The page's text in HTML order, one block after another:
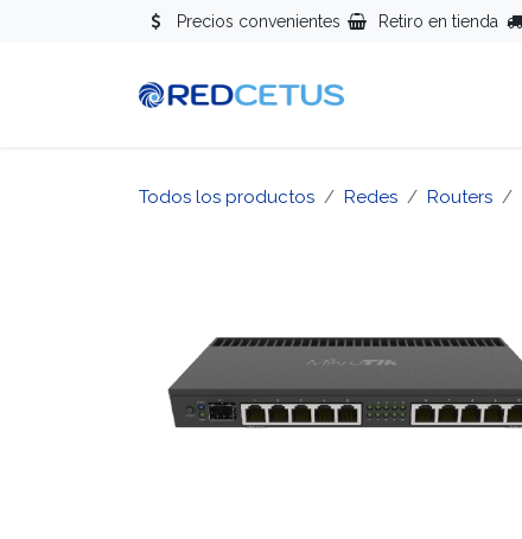
Precios convenientes Retiro en tienda
Todos los productos Redes Routers